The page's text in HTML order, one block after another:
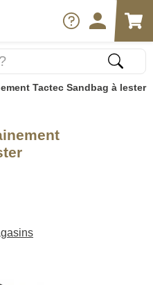
Tactec Sandbag à lester